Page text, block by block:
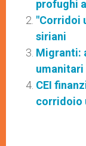
profughi
"Corridoi
siriani
Migranti:
umanitari
CEI
corridoio